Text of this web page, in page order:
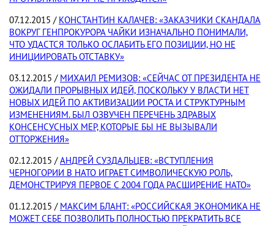
07.12.2015 / КОНСТАНТИН КАЛАЧЕВ: «ЗАКАЗЧИКИ СКАНДАЛА
ВОКРУГ ГЕНПРОКУРОРА ЧАЙКИ ИЗНАЧАЛЬНО ПОНИМАЛИ,
ЧТО УДАСТСЯ ТОЛЬКО ОСЛАБИТЬ ЕГО ПОЗИЦИИ, НО НЕ
ИНИЦИИРОВАТЬ ОТСТАВКУ»
03.12.2015 / МИХАИЛ РЕМИЗОВ: «СЕЙЧАС ОТ ПРЕЗИДЕНТА НЕ
ОЖИДАЛИ ПРОРЫВНЫХ ИДЕЙ, ПОСКОЛЬКУ У ВЛАСТИ НЕТ
НОВЫХ ИДЕЙ ПО АКТИВИЗАЦИИ РОСТА И СТРУКТУРНЫМ
ИЗМЕНЕНИЯМ. БЫЛ ОЗВУЧЕН ПЕРЕЧЕНЬ ЗДРАВЫХ
КОНСЕНСУСНЫХ МЕР, КОТОРЫЕ БЫ НЕ ВЫЗЫВАЛИ
ОТТОРЖЕНИЯ»
02.12.2015 /АНДРЕЙ СУЗДАЛЬЦЕВ: «ВСТУПЛЕНИЯ
ЧЕРНОГОРИИ В НАТО ИГРАЕТ СИМВОЛИЧЕСКУЮ РОЛЬ,
ДЕМОНСТРИРУЯ ПЕРВОЕ С 2004 ГОДА РАСШИРЕНИЕ НАТО»
01.12.2015 / МАКСИМ БЛАНТ: «РОССИЙСКАЯ ЭКОНОМИКА НЕ
МОЖЕТ СЕБЕ ПОЗВОЛИТЬ ПОЛНОСТЬЮ ПРЕКРАТИТЬ ВСЕ